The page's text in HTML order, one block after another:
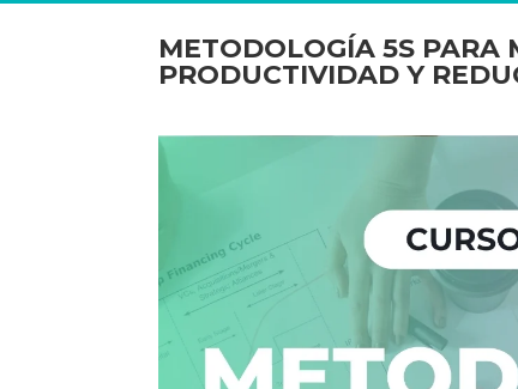
METODOLOGÍA 5S PARA
PRODUCTIVIDAD Y